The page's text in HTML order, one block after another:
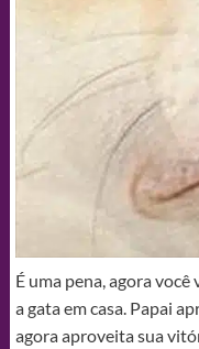
É uma pena, agora
a gata em casa. Papai
agora aproveita sua